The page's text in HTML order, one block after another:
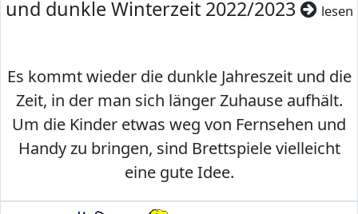
und dunkle Winterzeit 2022/2023
lesen
Es kommt wieder die dunkle Jahreszeit und die
Zeit, in der man sich länger Zuhause aufhält.
Um die Kinder etwas weg von Fernsehen und
Handy zu bringen, sind Brettspiele vielleicht
eine gute Idee.